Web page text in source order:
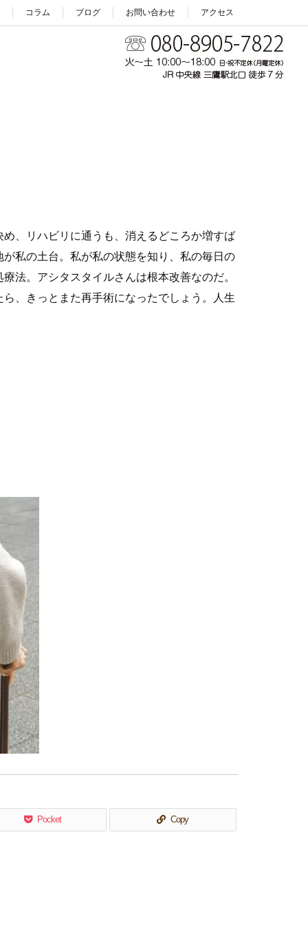
コラム ブログ お問い合わせ アクセス
、リハビリに通うも、消えるどころか増すば
私の土台。私が私の状態を知り、私の毎日の
法。アシタスタイルさんは根本改善なのだ。
、きっとまた再手術になったでしょう。人生
Pocket Copy